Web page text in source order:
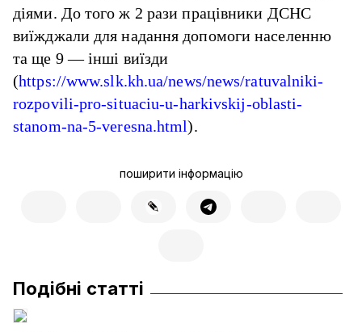
діями. До того ж 2 рази працівники ДСНС
виїжджали для надання допомоги населенню
та ще 9 — інші виїзди
(https://www.slk.kh.ua/news/news/ratuvalniki-
rozpovili-pro-situaciu-u-harkivskij-oblasti-
stanom-na-5-veresna.html).
поширити інформацію
Подібні статті